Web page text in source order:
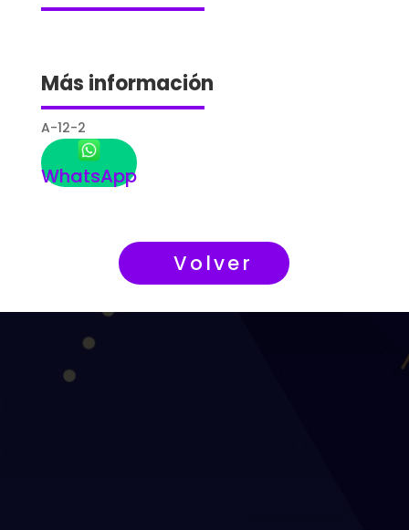
Más información
A-12-2
WhatsApp
Volver